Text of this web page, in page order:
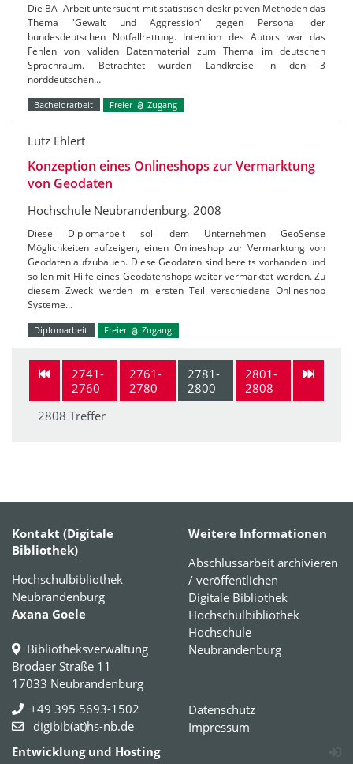
Die BA- Arbeit untersucht mit statistisch-deskriptiven Methoden das
Thema 'Gewalt und Aggression' gegen Personal der
bundesdeutschen Notfallrettung. Intention des Autors war das
Fehlen von validen Datenmaterial zum Thema im deutschen
Sprachraum. Betrachtet wurden Landkreise in den 3
norddeutschen…
Bachelorarbeit Freier Zugang
Lutz Ehlert
Konzeption eines Onlineshops zur Vermarktung
von Geodaten
Hochschule Neubrandenburg, 2008
Diese Diplomarbeit soll dem Unternehmen GeoSense
Möglichkeiten aufzeigen, einen Onlineshop zur Vermarktung von
Geodaten aufzubauen. Diese Geodaten sind bereits vorhanden und
sollen mit Hilfe eines Geodatenshops weiter vermarktet werden. Zu
diesem Zweck werden im ersten Teil verschiedene Onlineshop
Systeme…
Diplomarbeit Freier Zugang
2741-
2760
2761-
2780
2781-
2800
2801-
2808
2808 Treffer
Kontakt (Digitale
Bibliothek)
Hochschulbibliothek
Neubrandenburg
Axana Goele
Bibliotheksverwaltung
Brodaer Straße 11
17033 Neubrandenburg
+49 395 5693-1502
digibib(at)hs-nb.de
Weitere Informationen
Abschlussarbeit archivieren
/ veröffentlichen
Digitale Bibliothek
Hochschulbibliothek
Hochschule
Neubrandenburg
Datenschutz
Impressum
Entwicklung und Hosting